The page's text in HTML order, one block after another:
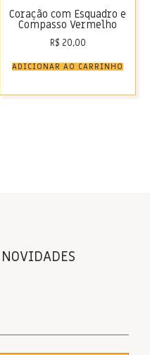
Coração com Esquadro e
Compasso Vermelho
R$ 20,00
ADICIONAR AO CARRINHO
NOVIDADES